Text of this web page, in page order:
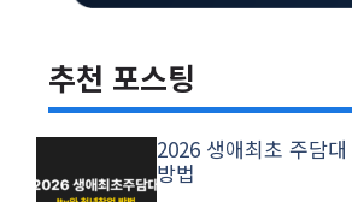
추천 포스팅
2026 생애최초 주담
방법